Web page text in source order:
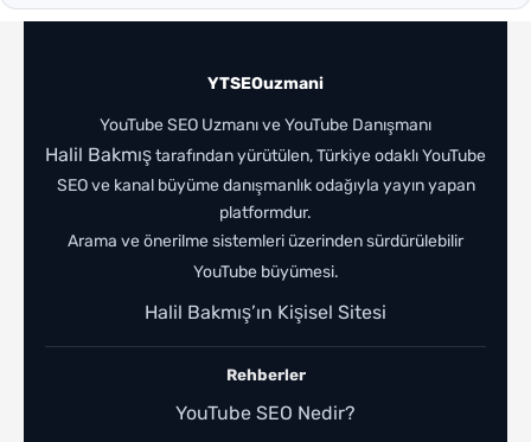
YTSEOuzmani
YouTube SEO Uzmanı ve YouTube Danışmanı
Halil Bakmıştarafından yürütülen, Türkiye odaklı YouTube
SEO ve kanal büyüme danışmanlık odağıyla yayın yapan
platformdur.
Arama ve önerilme sistemleri üzerinden sürdürülebilir
YouTube büyümesi.
Halil Bakmış’ın Kişisel Sitesi
Rehberler
YouTube SEO Nedir?